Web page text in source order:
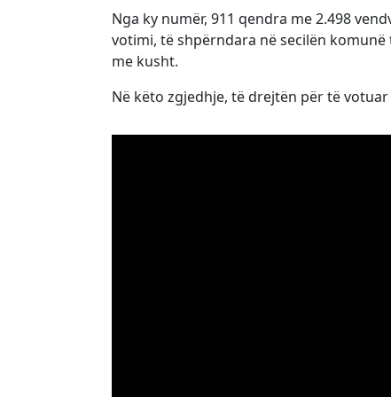
Nga ky numër, 911 qendra me 2.498
votimi, të shpërndara në secilën
me kusht.
Në këto zgjedhje, të drejtën për të